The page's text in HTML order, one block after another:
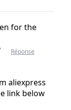
for the
Réponse
aliexpress
link below